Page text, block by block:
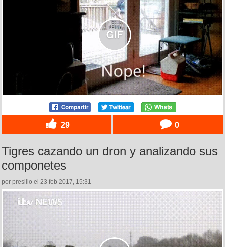
29 0
Tigres cazando un dron y analizando sus
componetes
por presillo el 23 feb 2017, 15:31